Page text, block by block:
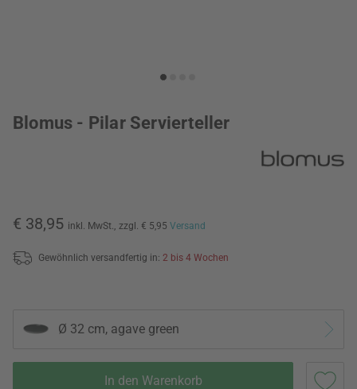
Blomus - Pilar Servierteller
€ 38,95 inkl. MwSt., zzgl. € 5,95 Versand
Gewöhnlich versandfertig in: 2 bis 4 Wochen
Ø 32 cm, agave green
In den Warenkorb